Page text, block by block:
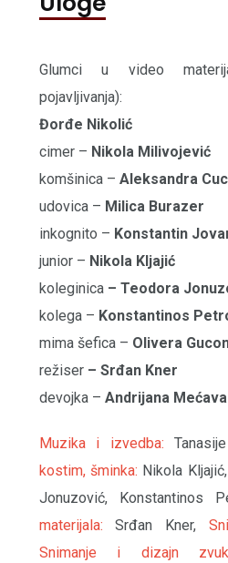
Glumci u video
pojavljivanja):
Đorđe Nikolić
cimer – Nikola Milivojević
komšinica – Aleksandra
udovica – Milica Burazer
inkognito – Konstantin
junior – Nikola Kljajić
koleginica – Teodora
kolega – Konstantinos
mima šefica – Olivera
režiser – Srđan Kner
devojka – Andrijana Mećava
Muzika i izvedba:
kostim, šminka: Nikola Kljajić,
Jonuzović, Konstantinos
materijala:Srđan Kner,
Snimanje i dizajn